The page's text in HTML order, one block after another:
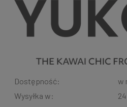
Dostępność:
w
Wysyłka w: